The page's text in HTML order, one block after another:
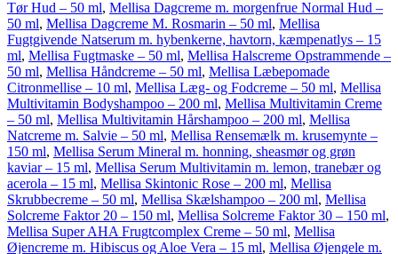
Tør Hud – 50 ml, Mellisa Dagcreme m. morgenfrue Normal Hud –
50 ml, Mellisa Dagcreme M. Rosmarin – 50 ml, Mellisa
Fugtgivende Natserum m. hybenkerne, havtorn, kæmpenatlys – 15
ml, Mellisa Fugtmaske – 50 ml, Mellisa Halscreme Opstrammende –
50 ml, Mellisa Håndcreme – 50 ml, Mellisa Læbepomade
Citronmellise – 10 ml, Mellisa Læg- og Fodcreme – 50 ml, Mellisa
Multivitamin Bodyshampoo – 200 ml, Mellisa Multivitamin Creme
– 50 ml, Mellisa Multivitamin Hårshampoo – 200 ml, Mellisa
Natcreme m. Salvie – 50 ml, Mellisa Rensemælk m. krusemynte –
150 ml, Mellisa Serum Mineral m. honning, sheasmør og grøn
kaviar – 15 ml, Mellisa Serum Multivitamin m. lemon, tranebær og
acerola – 15 ml, Mellisa Skintonic Rose – 200 ml, Mellisa
Skrubbecreme – 50 ml, Mellisa Skælshampoo – 200 ml, Mellisa
Solcreme Faktor 20 – 150 ml, Mellisa Solcreme Faktor 30 – 150 ml,
Mellisa Super AHA Frugtcomplex Creme – 50 ml, Mellisa
Øjencreme m. Hibiscus og Aloe Vera – 15 ml, Mellisa Øjengele m.